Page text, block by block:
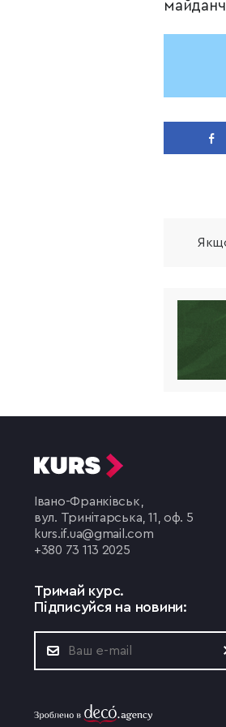
Івано-Франківськ,
вул. Тринітарська, 11, оф. 5
kurs.if.ua@gmail.com
+380 73 113 2025
Тримай курс.
Підписуйся на новини: